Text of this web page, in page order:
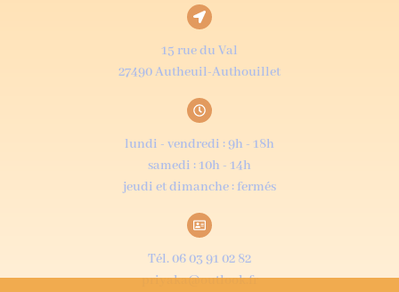
15 rue du Val
27490 Autheuil-Authouillet
lundi - vendredi : 9h - 18h
samedi : 10h - 14h
jeudi et dimanche : fermés
Tél. 06 03 91 02 82
priyaka@outlook.fr